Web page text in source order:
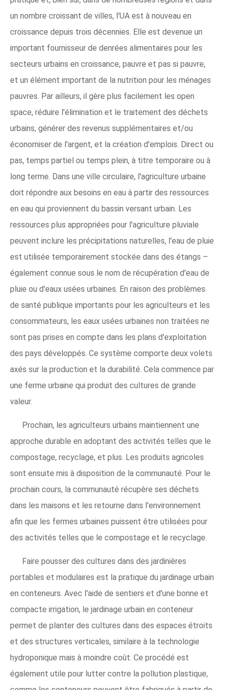
un nombre croissant de villes, l'UA est à nouveau en
croissance depuis trois décennies. Elle est devenue un
important fournisseur de denrées alimentaires pour les
secteurs urbains en croissance, pauvre et pas si pauvre,
et un élément important de la nutrition pour les ménages
pauvres. Par ailleurs, il gère plus facilement les open
space, réduire l'élimination et le traitement des déchets
urbains, générer des revenus supplémentaires et/ou
économiser de l'argent, et la création d'emplois. Direct ou
pas, temps partiel ou temps plein, à titre temporaire ou à
long terme. Dans une ville circulaire, l'agriculture urbaine
doit répondre aux besoins en eau à partir des ressources
en eau qui proviennent du bassin versant urbain. Les
ressources plus appropriées pour l'agriculture pluviale
peuvent inclure les précipitations naturelles, l'eau de pluie
est utilisée temporairement stockée dans des étangs –
également connue sous le nom de récupération d'eau de
pluie ou d'eaux usées urbaines. En raison des problèmes
de santé publique importants pour les agriculteurs et les
consommateurs, les eaux usées urbaines non traitées ne
sont pas prises en compte dans les plans d'exploitation
des pays développés. Ce système comporte deux volets
axés sur la production et la durabilité. Cela commence par
une ferme urbaine qui produit des cultures de grande
valeur.
Prochain, les agriculteurs urbains maintiennent une
approche durable en adoptant des activités telles que le
compostage, recyclage, et plus. Les produits agricoles
sont ensuite mis à disposition de la communauté. Pour le
prochain cours, la communauté récupère ses déchets
dans les maisons et les retourne dans l'environnement
afin que les fermes urbaines puissent être utilisées pour
des activités telles que le compostage et le recyclage.
Faire pousser des cultures dans des jardinières
portables et modulaires est la pratique du jardinage urbain
en conteneurs. Avec l'aide de sentiers et d'une bonne et
compacte irrigation, le jardinage urbain en conteneur
permet de planter des cultures dans des espaces étroits
et des structures verticales, similaire à la technologie
hydroponique mais à moindre coût. Ce procédé est
également utile pour lutter contre la pollution plastique,